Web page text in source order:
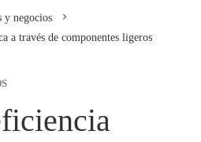
y negocios
a través de componentes ligeros